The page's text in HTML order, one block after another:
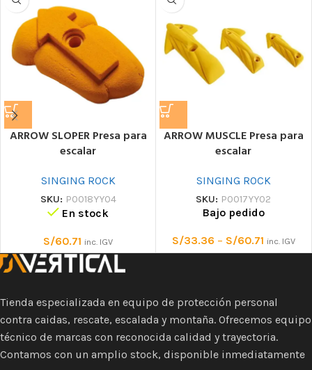
ARROW SLOPER Presa para
escalar
SINGING ROCK
SKU: P0018YY04
En stock
S/60.71 inc. IGV
ARROW MUSCLE Presa para
escalar
SINGING ROCK
SKU: P0017YY02
Bajo pedido
S/33.36 – S/60.71 inc. IGV
Tienda especializada en equipo de protección personal
contra caidas, rescate, escalada y montaña. Ofrecemos equipo
técnico de marcas con reconocida calidad y trayectoria.
Contamos con un amplio stock, disponible inmediatamente